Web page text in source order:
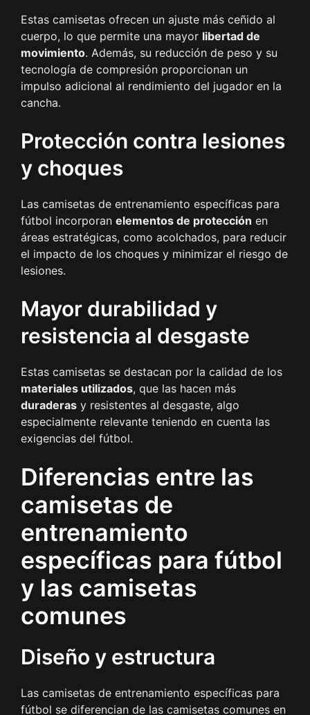
Estas camisetas ofrecen un ajuste más ceñido al
cuerpo, lo que permite una mayor libertad de
movimiento. Además, su reducción de peso y su
tecnología de compresión proporcionan un
impulso adicional al rendimiento del jugador en la
cancha.
Protección contra lesiones
y choques
Las camisetas de entrenamiento específicas para
fútbol incorporan elementos de protección en
áreas estratégicas, como acolchados, para reducir
el impacto de los choques y minimizar el riesgo de
lesiones.
Mayor durabilidad y
resistencia al desgaste
Estas camisetas se destacan por la calidad de los
materiales utilizados, que las hacen más
duraderas y resistentes al desgaste, algo
especialmente relevante teniendo en cuenta las
exigencias del fútbol.
Diferencias entre las
camisetas de
entrenamiento
específicas para fútbol
y las camisetas
comunes
Diseño y estructura
Las camisetas de entrenamiento específicas para
fútbol se diferencian de las camisetas comunes en